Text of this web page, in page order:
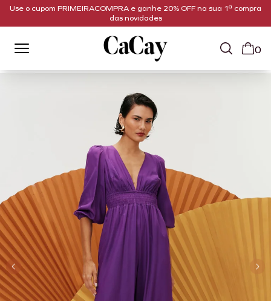
Use o cupom PRIMEIRACOMPRA e ganhe 20% OFF na sua 1ª compra
das novidades
0